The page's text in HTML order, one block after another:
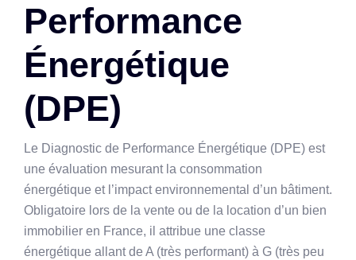
Performance
Énergétique
(DPE)
Le Diagnostic de Performance Énergétique (DPE) est
une évaluation mesurant la consommation
énergétique et l’impact environnemental d’un bâtiment.
Obligatoire lors de la vente ou de la location d’un bien
immobilier en France, il attribue une classe
énergétique allant de A (très performant) à G (très peu